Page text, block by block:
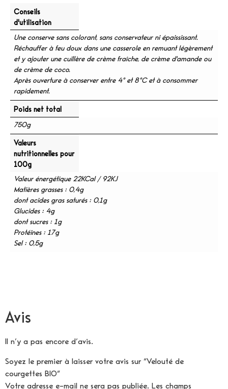
Conseils
d'utilisation
Une conserve sans colorant, sans conservateur ni épaississant.
Réchauffer à feu doux dans une casserole en remuant légèrement
et y ajouter une cuillère de crème fraîche, de crème d'amande ou
de crème de coco.
Après ouverture à conserver entre 4° et 8°C et à consommer
rapidement.
Poids net total
750g
Valeurs
nutritionnelles pour
100g
Valeur énergétique 22KCal / 92KJ
Matières grasses : 0,4g
dont acides gras saturés : 0,1g
Glucides : 4g
dont sucres : 1g
Protéines : 17g
Sel : 0,5g
Avis
Il n’y a pas encore d’avis.
Soyez le premier à laisser votre avis sur “Velouté de
courgettes BIO”
Votre adresse e-mail ne sera pas publiée. Les champs